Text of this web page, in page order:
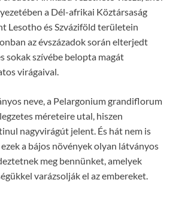
a Dél-afrikai Köztársaság
Lesotho és Szváziföld területein
az évszázadok során elterjedt
sokak szívébe belopta magát
virágaival.
neve, a Pelargonium grandiflorum
méreteire utal, hiszen
nagyvirágút jelent. És hát nem is
a bájos növények olyan látványos
meg bennünket, amelyek
varázsolják el az embereket.